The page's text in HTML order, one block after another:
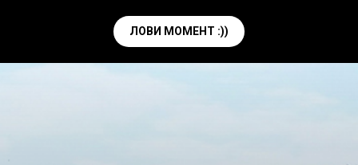
ЛОВИ МОМЕНТ :))